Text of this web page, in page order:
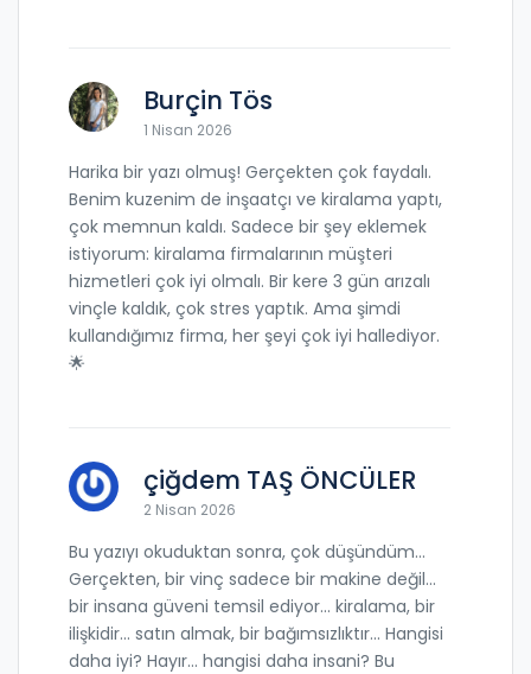
Burçin Tös
1 Nisan 2026
Harika bir yazı olmuş! Gerçekten çok faydalı.
Benim kuzenim de inşaatçı ve kiralama yaptı,
çok memnun kaldı. Sadece bir şey eklemek
istiyorum: kiralama firmalarının müşteri
hizmetleri çok iyi olmalı. Bir kere 3 gün arızalı
vinçle kaldık, çok stres yaptık. Ama şimdi
kullandığımız firma, her şeyi çok iyi hallediyor.
🌟
çiğdem TAŞ ÖNCÜLER
2 Nisan 2026
Bu yazıyı okuduktan sonra, çok düşündüm...
Gerçekten, bir vinç sadece bir makine değil...
bir insana güveni temsil ediyor... kiralama, bir
ilişkidir... satın almak, bir bağımsızlıktır... Hangisi
daha iyi? Hayır... hangisi daha insani? Bu